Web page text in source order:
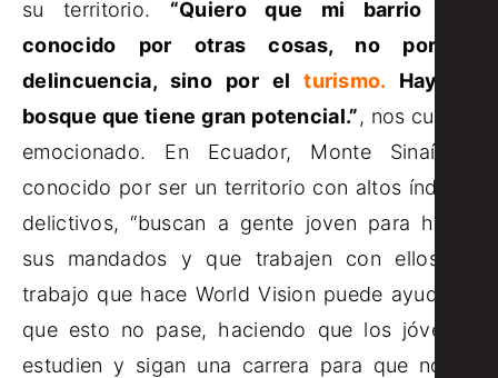
su territorio. “Quiero que mi barrio sea
conocido por otras cosas, no por la
delincuencia, sino por el turismo. Hay un
bosque que tiene gran potencial.”, nos cuenta
emocionado. En Ecuador, Monte Sinaí es
conocido por ser un territorio con altos índices
delictivos, “buscan a gente joven para hacer
sus mandados y que trabajen con ellos. El
trabajo que hace World Vision puede ayudar a
que esto no pase, haciendo que los jóvenes
estudien y sigan una carrera para que no se